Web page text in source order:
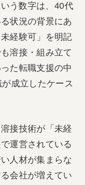
う数字は、40代
状況の背景にあ
経験可」を明記
溶接・組み立て
た転職支援の中
成立したケース
接技術が「未経
運営されている
人材が集まらな
会社が増えてい